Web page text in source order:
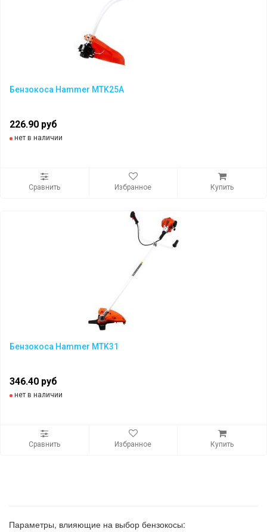
Бензокоса Hammer MTK25A
226.90 руб
нет в наличии
Сравнить Избранное Купить
Бензокоса Hammer MTK31
346.40 руб
нет в наличии
Сравнить Избранное Купить
Параметры, влияющие на выбор бензокосы: